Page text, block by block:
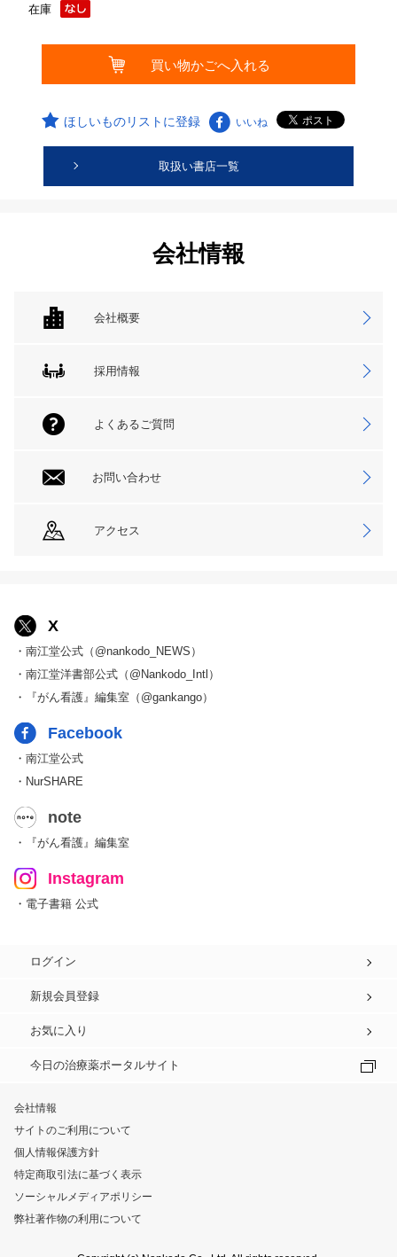
在庫
ほしいものリストに登録 いいね
取扱い書店一覧
会社情報
会社概要
採用情報
よくあるご質問
お問い合わせ
アクセス
X
・南江堂公式（@nankodo_NEWS）
・南江堂洋書部公式（@Nankodo_Intl）
・『がん看護』編集室（@gankango）
Facebook
・南江堂公式
・NurSHARE
note
・『がん看護』編集室
Instagram
・電子書籍 公式
ログイン
新規会員登録
お気に入り
今日の治療薬ポータルサイト
会社情報
サイトのご利用について
個人情報保護方針
特定商取引法に基づく表示
ソーシャルメディアポリシー
弊社著作物の利用について